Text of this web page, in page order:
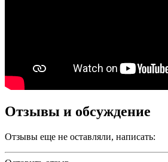
Отзывы и обсуждение
Отзывы еще не оставляли, написать: